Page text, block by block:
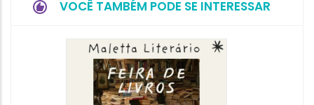
VOCÊ TAMBÉM PODE SE INTERESSAR